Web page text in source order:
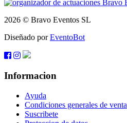
2026 © Bravo Eventos SL
Diseñado porEventoBot
Informacion
Ayuda
Condiciones generales de venta
Suscribete